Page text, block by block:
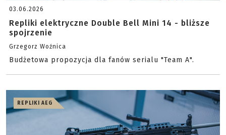
03.06.2026
Repliki elektryczne Double Bell Mini 14 - bliższe
spojrzenie
Grzegorz Woźnica
Budżetowa propozycja dla fanów serialu "Team A".
REPLIKI AEG